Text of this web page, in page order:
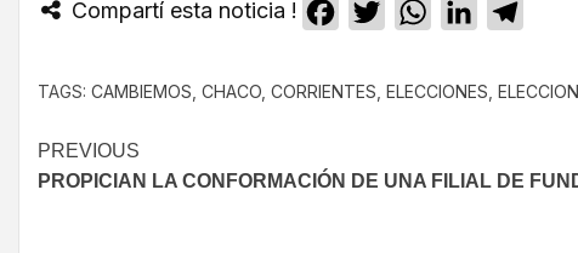
Compartí esta noticia ! Facebook
TwitterWhatsApp
LinkedIn
TAGS: CAMBIEMOS CHACO CORRIENTES ELECCIONES
PREVIOUS
PROPICIAN LA CONFORMACIÓN DE UNA FILIAL DE